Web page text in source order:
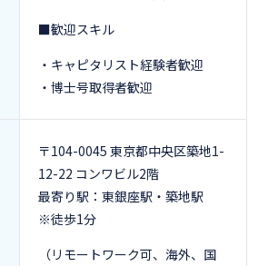
■歓迎スキル
・キャピタリスト経験者歓迎
・博士号取得者歓迎
〒104-0045 東京都中央区築地1-
12-22 コンワビル2階
最寄り駅：東銀座駅・築地駅
※徒歩1分
（リモートワーク可、海外、国